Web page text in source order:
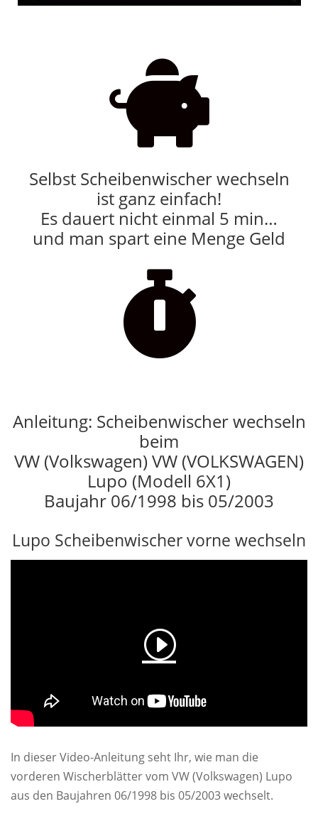

Selbst Scheibenwischer wechseln
ist ganz einfach!
Es dauert nicht einmal 5 min…
und man spart eine Menge Geld

Anleitung: Scheibenwischer wechseln
beim
VW (Volkswagen) VW (VOLKSWAGEN)
Lupo (Modell 6X1)
Baujahr 06/1998 bis 05/2003
Lupo Scheibenwischer vorne wechseln
In dieser Video-Anleitung seht Ihr, wie man die
vorderen Wischerblätter vom VW (Volkswagen) Lupo
aus den Baujahren 06/1998 bis 05/2003 wechselt.